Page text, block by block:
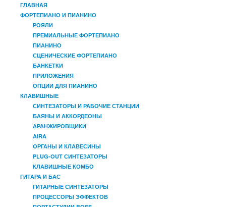
ГЛАВНАЯ
ФОРТЕПИАНО И ПИАНИНО
РОЯЛИ
ПРЕМИАЛЬНЫЕ ФОРТЕПИАНО
ПИАНИНО
СЦЕНИЧЕСКИЕ ФОРТЕПИАНО
БАНКЕТКИ
ПРИЛОЖЕНИЯ
ОПЦИИ ДЛЯ ПИАНИНО
КЛАВИШНЫЕ
СИНТЕЗАТОРЫ И РАБОЧИЕ СТАНЦИИ
БАЯНЫ И АККОРДЕОНЫ
АРАНЖИРОВЩИКИ
AIRA
OРГАНЫ И КЛАВЕСИНЫ
PLUG-OUT СИНТЕЗАТОРЫ
КЛАВИШНЫЕ КОМБО
ГИТАРА И БАС
ГИТАРНЫЕ СИНТЕЗАТОРЫ
ПРОЦЕССОРЫ ЭФФЕКТОВ